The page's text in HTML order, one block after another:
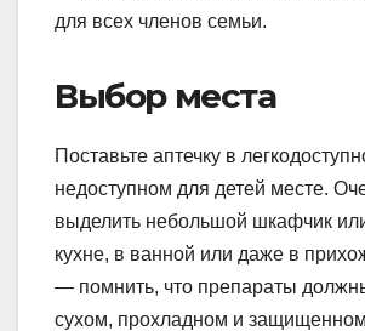
для всех членов семьи.
Выбор места
Поставьте аптечку в
недоступном для детей месте.
выделить небольшой шкафчик
кухне, в ванной или даже в
— помнить, что препараты
сухом, прохладном и защищенном